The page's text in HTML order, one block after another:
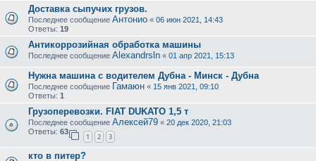
Доставка сыпучих грузов.
Последнее сообщение Антонио « 06 июн 2021, 14:43
Ответы: 19
Антикоррозийная обработка машины
Последнее сообщение Alexandrsln « 01 апр 2021, 15:13
Нужна машина с водителем Дубна - Минск - Дубна
Последнее сообщение Гамаюн « 15 янв 2021, 09:10
Ответы: 1
Грузоперевозки. FIAT DUKATO 1,5 т
Последнее сообщение Алексей79 « 20 дек 2020, 21:03
Ответы: 63
1 2 3
кто в питер?